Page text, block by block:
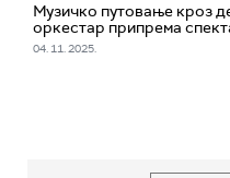
Музичко путовање кроз
оркестар припрема
04. 11. 2025.